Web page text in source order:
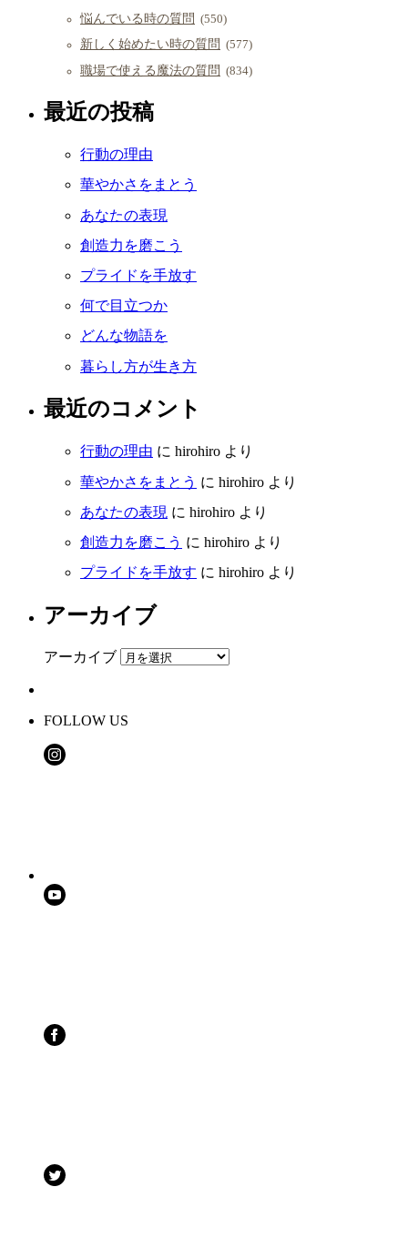
悩んでいる時の質問 (550)
新しく始めたい時の質問 (577)
職場で使える魔法の質問 (834)
最近の投稿
行動の理由
華やかさをまとう
あなたの表現
創造力を磨こう
プライドを手放す
何で目立つか
どんな物語を
暮らし方が生き方
最近のコメント
行動の理由 に hirohiro より
華やかさをまとう に hirohiro より
あなたの表現 に hirohiro より
創造力を磨こう に hirohiro より
プライドを手放す に hirohiro より
アーカイブ
アーカイブ
FOLLOW US